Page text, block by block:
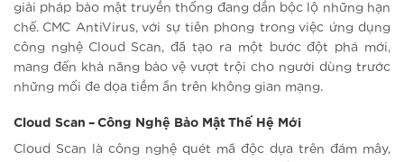
giải pháp bảo mật truyền thống đang dần bộc lộ những hạn
chế. CMC AntiVirus, với sự tiên phong trong việc ứng dụng
công nghệ Cloud Scan, đã tạo ra một bước đột phá mới,
mang đến khả năng bảo vệ vượt trội cho người dùng trước
những mối đe dọa tiềm ẩn trên không gian mạng.
Cloud Scan – Công Nghệ Bảo Mật Thế Hệ Mới
Cloud Scan là công nghệ quét mã độc dựa trên đám mây,